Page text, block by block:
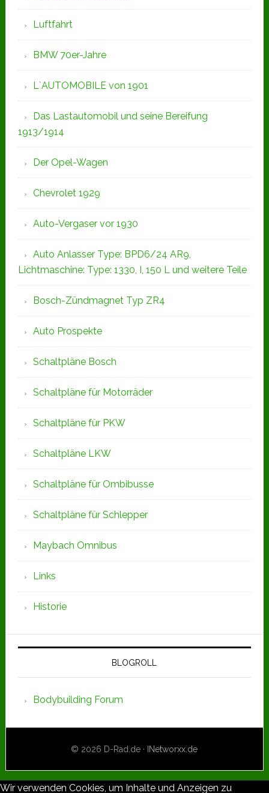
Luftfahrt
BMW 70er-Jahre
L`AUTOMOBILE von 1901
Das Lastautomobil und seine Bereifung
1913/1914
Der Opel-Wagen
Chevrolet 1929
Auto-Vergaser vor 1930
Auto Anlasser Type: BPD6/24 AR9,
Lichtmaschine: Type: 1330, I, 150 L und weitere Teile
Bosch-Zündmagnet Typ ZR4
Auto Prospekte
Schaltpläne Bosch
Schaltpläne für Motorräder
Schaltpläne für PKW
Schaltpläne LKW
Schaltpläne für Ombibusse
Schaltpläne für Schlepper
Maybach Omnibus
Links
Historie
BLOGROLL
Bodybuilding Forum
© 2026 D-Rad.de · INetworxx.de
Wir verwenden Cookies, um Inhalte und Anzeigen zu